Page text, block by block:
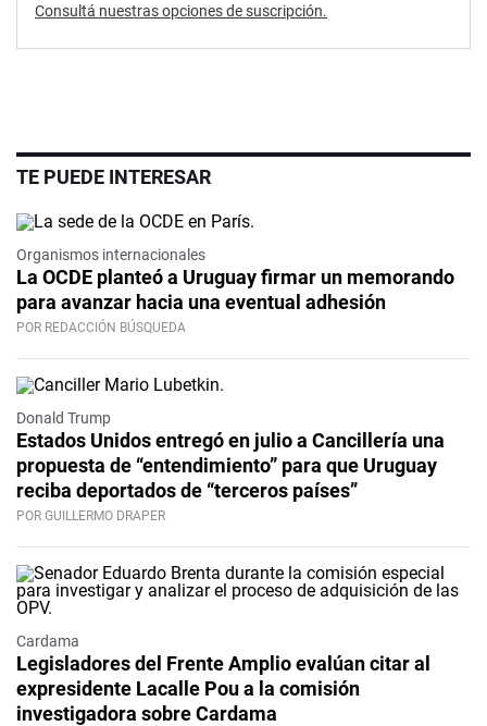
Consultá nuestras opciones de suscripción.
TE PUEDE INTERESAR
Organismos internacionales
La OCDE planteó a Uruguay firmar un memorando
para avanzar hacia una eventual adhesión
POR REDACCIÓN BÚSQUEDA
Donald Trump
Estados Unidos entregó en julio a Cancillería una
propuesta de “entendimiento” para que Uruguay
reciba deportados de “terceros países”
POR GUILLERMO DRAPER
Cardama
Legisladores del Frente Amplio evalúan citar al
expresidente Lacalle Pou a la comisión
investigadora sobre Cardama